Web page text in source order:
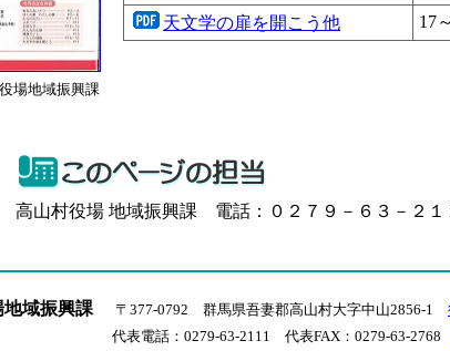
場地域振興課
天文学の扉を開こう他
17
高山村役場 地域振興課 電話：０２７９－６３－２１
域振興課 〒377-0792 群馬県吾妻郡高山村大字中山2856-1
代表電話：0279-63-2111 代表FAX：0279-63-2768